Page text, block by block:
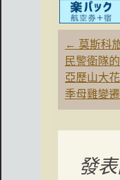
文
章
導
航
← 莫斯科
民警衛隊
亞歷山大
季母雞變遷
發